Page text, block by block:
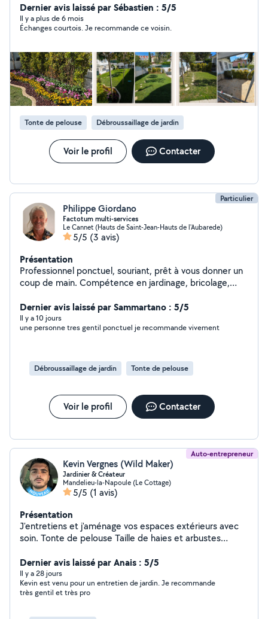
et de tout le matériel nécessaire pour réaliser vos
projets : travaux acrobatiques, entretien de jardins,
élagage, remise en état, création paysagère, soins des
automatique, débroussaillage forestier, construction de
murs en pierre sèche, aménagements paysagers,
terrasses en bois, et bien plus encore. Secteur
d'intervention : Var & Alpes-Maritimes Déplacement et
devis gratuits Paiement en CESU accepté Si vous avez
du mal à me joindre, tapez simplement "Marius jardinier"
sur Internet vous trouverez facilement mes
coordonnées. Belle journée à vous et à très vite pour
vos projets !
Dernier avis laissé par Sébastien : 5/5
Il y a plus de 6 mois
Échanges courtois. Je recommande ce voisin.
Tonte de pelouse Débroussaillage de jardin
Voir le profil Contacter
Particulier
Philippe Giordano
Factotum multi-services
Le Cannet (Hauts de Saint-Jean-Hauts de l'Aubarede)
5/5 (3 avis)
Présentation
Professionnel ponctuel, souriant, prêt à vous donner un
coup de main. Compétence en jardinage, bricolage,
Dernier avis laissé par Sammartano : 5/5
Il y a 10 jours
une personne tres gentil ponctuel je recommande vivement
Débroussaillage de jardin Tonte de pelouse
Voir le profil Contacter
Auto-entrepreneur
Kevin Vergnes (Wild Maker)
Jardinier & Créateur
Mandelieu-la-Napoule (Le Cottage)
5/5 (1 avis)
Présentation
J'entretiens et j'aménage vos espaces extérieurs avec
soin. Tonte de pelouse Taille de haies et arbustes
Aménagement de jardins Mobilier en palettes et bois
sur mesure Décoration extérieure/ intérieur en bois
Devis gratuit Intervention rapide Travail soigné
Dernier avis laissé par Anais : 5/5
Il y a 28 jours
Kevin est venu pour un entretien de jardin. Je recommande
très gentil et très pro